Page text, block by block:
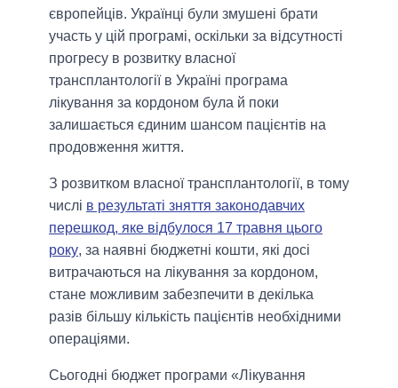
європейців. Українці були змушені брати
участь у цій програмі, оскільки за відсутності
прогресу в розвитку власної
трансплантології в Україні програма
лікування за кордоном була й поки
залишається єдиним шансом пацієнтів на
продовження життя.
З розвитком власної трансплантології, в тому
числі в результаті зняття законодавчих
перешкод, яке відбулося 17 травня цього
року, за наявні бюджетні кошти, які досі
витрачаються на лікування за кордоном,
стане можливим забезпечити в декілька
разів більшу кількість пацієнтів необхідними
операціями.
Сьогодні бюджет програми «Лікування